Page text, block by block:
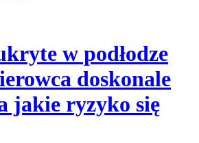
w podłodze
doskonale
jakie ryzyko się